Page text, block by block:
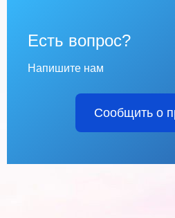
Есть вопрос?
Напишите нам
Сообщить о